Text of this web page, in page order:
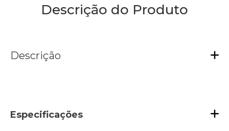
Descrição do Produto
Descrição
Especificações